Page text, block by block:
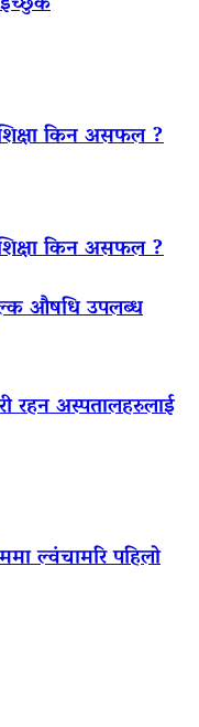
किन असफल ?
किन असफल ?
औषधि उपलब्ध
रहन अस्पतालहरुलाई
ल्वंचामरि पहिलो